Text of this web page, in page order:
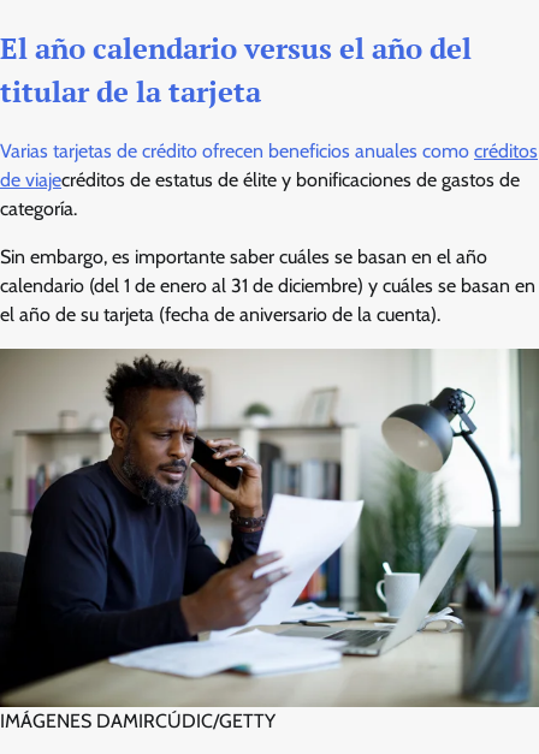
El año calendario versus el año del
titular de la tarjeta
Varias tarjetas de crédito ofrecen beneficios anuales como créditos
de viajecréditos de estatus de élite y bonificaciones de gastos de
categoría.
Sin embargo, es importante saber cuáles se basan en el año
calendario (del 1 de enero al 31 de diciembre) y cuáles se basan en
el año de su tarjeta (fecha de aniversario de la cuenta).
IMÁGENES DAMIRCÚDIC/GETTY